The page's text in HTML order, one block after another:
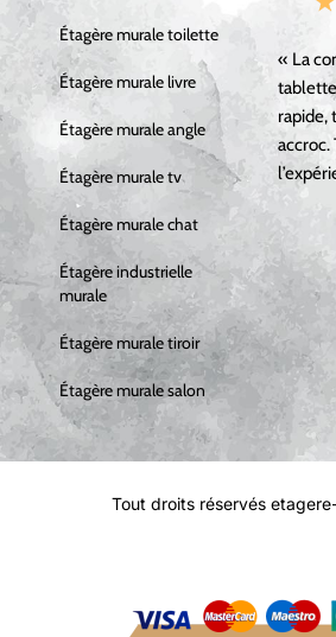
Étagère murale toilette
Étagère murale livre
Étagère murale angle
Étagère murale tv
Étagère murale chat
Étagère industrielle
murale
Étagère murale tiroir
Étagère murale salon
« La
rapide,
accroc.
Tout droits réservés